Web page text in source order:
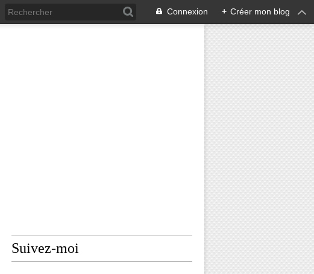
Connexion + Créer mon blog
Suivez-moi